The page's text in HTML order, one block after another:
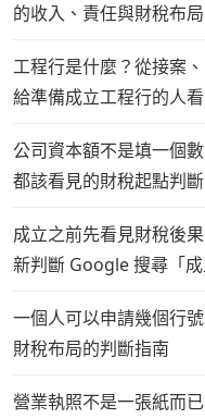
的收入、責任與財稅布局
工程行是什麼？從接案
給準備成立工程行的人
公司資本額不是填一個
都該看見的財稅起點判斷
成立之前先看見財稅後
新判斷 Google 搜尋「
一個人可以申請幾個行
財稅布局的判斷指南
營業執照不是一張紙而